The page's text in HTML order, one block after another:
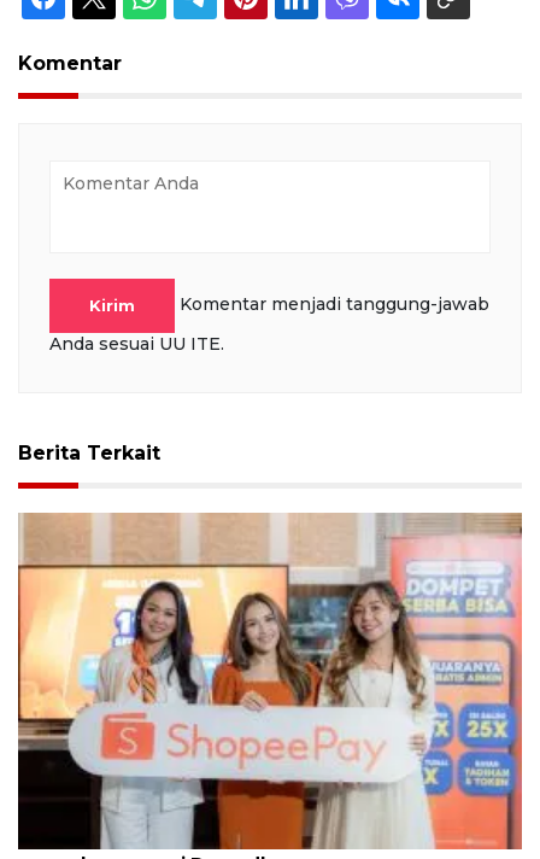
Komentar
Kirim
Komentar menjadi tanggung-jawab
Anda sesuai UU ITE.
Berita Terkait
ShopeePay hadirkan promo hemat bantu atur